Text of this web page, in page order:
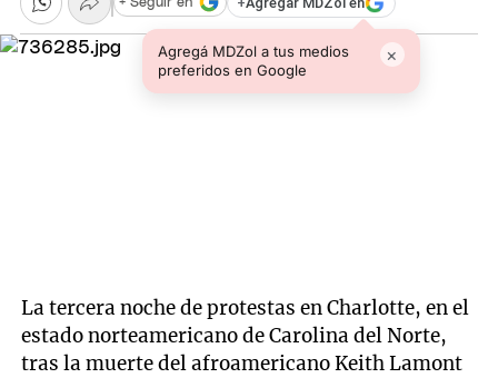
Agregá MDZol a tus medios
preferidos en Google
×
La tercera noche de protestas en Charlotte, en el
estado norteamericano de Carolina del Norte,
tras la muerte del afroamericano Keith Lamont